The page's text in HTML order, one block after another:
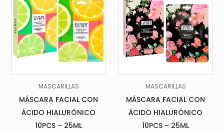
MASCARILLAS
MÁSCARA FACIAL CON
ÁCIDO HIALURÓNICO
10PCS – 25ML
MASCARILLAS
MÁSCARA FACIAL CON
ÁCIDO HIALURÓNICO
10PCS – 25ML